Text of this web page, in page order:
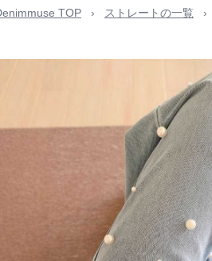
TOP › ストレートの一覧 ›